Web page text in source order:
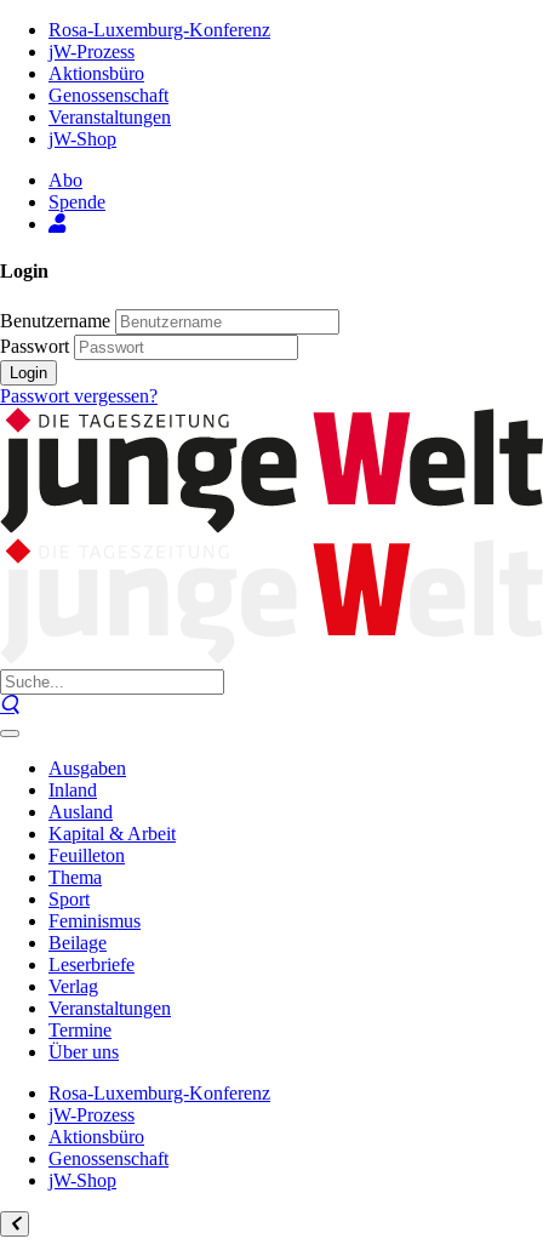
Inhalt
Seite
Rosa-Luxemburg-Konferenz
jW-Prozess
Aktionsbüro
Genossenschaft
Veranstaltungen
jW-Shop
Abo
Spende
Login
Benutzername
Passwort
Login
Passwort vergessen?
Ausgaben
Inland
Ausland
Kapital & Arbeit
Feuilleton
Thema
Sport
Feminismus
Beilage
Leserbriefe
Verlag
Veranstaltungen
Termine
Über uns
Rosa-Luxemburg-Konferenz
jW-Prozess
Aktionsbüro
Genossenschaft
jW-Shop